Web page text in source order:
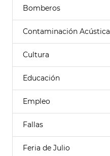
Bomberos
Contaminación Acústica
Cultura
Educación
Empleo
Fallas
Feria de Julio